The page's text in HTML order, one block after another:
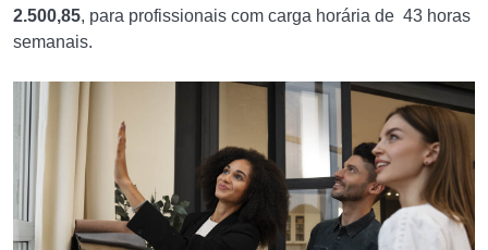
2.500,85, para profissionais com carga horária de 43 horas
semanais.